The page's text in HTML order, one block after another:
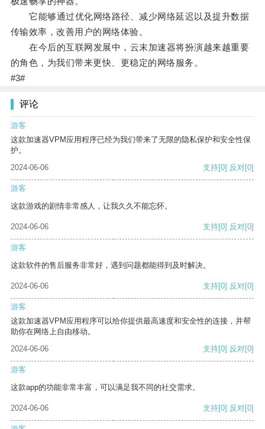
它能够通过优化网络路径、减少网络延迟以及提升数据
传输效率，改善用户的网络体验。
在今后的互联网发展中，云末加速器将扮演越来越重要
的角色，为我们带来更快、更稳定的网络服务。
#3#
评论
游客
这款加速器VPM应用程序已经为我们带来了无限的隐私保护和安全性保
护。
2024-06-06
支持[0] 反对[0]
游客
这款游戏的剧情非常感人，让我久久不能忘怀。
2024-06-06 支持[0] 反对[0]
游客
这款软件的售后服务非常好，遇到问题都能得到及时解决。
2024-06-06 支持[0] 反对[0]
游客
这款加速器VPM应用程序可以给你提供最高速度和安全性的连接，并帮
助你在网络上自由移动。
2024-06-06
支持[0] 反对[0]
游客
这款app的功能非常丰富，可以满足我不同的社交需求。
2024-06-06 支持[0] 反对[0]